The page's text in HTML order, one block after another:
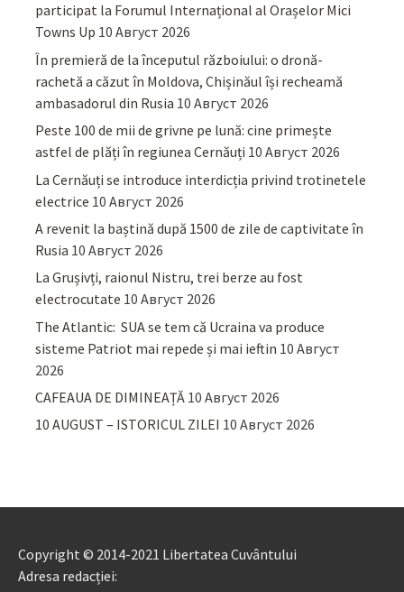
participat la Forumul Internațional al Orașelor Mici
Towns Up 10 Август 2026
În premieră de la începutul războiului: o dronă-
rachetă a căzut în Moldova, Chișinăul își recheamă
ambasadorul din Rusia 10 Август 2026
Peste 100 de mii de grivne pe lună: cine primește
astfel de plăți în regiunea Cernăuți 10 Август 2026
La Cernăuți se introduce interdicția privind trotinetele
electrice 10 Август 2026
A revenit la baștină după 1500 de zile de captivitate în
Rusia 10 Август 2026
La Grușivți, raionul Nistru, trei berze au fost
electrocutate 10 Август 2026
The Atlantic: SUA se tem că Ucraina va produce
sisteme Patriot mai repede și mai ieftin 10 Август
2026
CAFEAUA DE DIMINEAȚĂ 10 Август 2026
10 AUGUST – ISTORICUL ZILEI 10 Август 2026
Copyright © 2014-2021 Libertatea Cuvântului
Adresa redacției: